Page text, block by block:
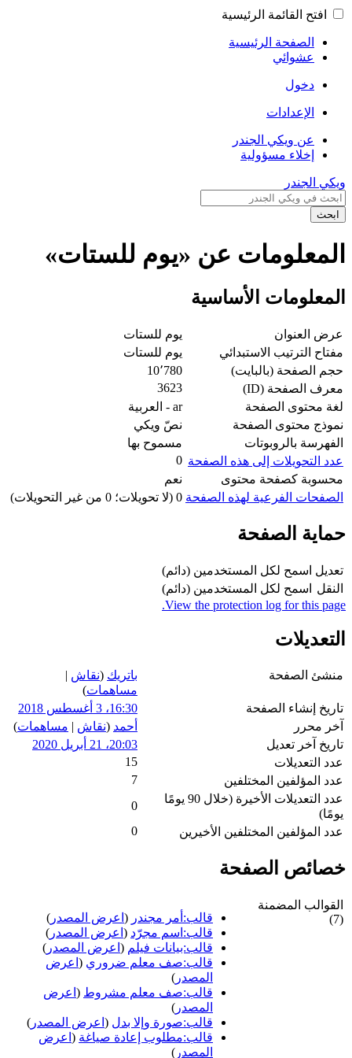
افتح القائمة الرئيسية
الصفحة الرئيسية
عشوائي
دخول
الإعدادات
عن ويكي الجندر
إخلاء مسؤولية
ويكي الجندر
ابحث
المعلومات عن «يوم للستات»
المعلومات الأساسية
عرض العنوان
يوم للستات
مفتاح الترتيب الاستبدائي
يوم للستات
حجم الصفحة (بالبايت)
10٬780
معرف الصفحة (ID)
3623
لغة محتوى الصفحة
ar - العربية
نموذج محتوى الصفحة
نصّ ويكي
الفهرسة بالروبوتات
مسموح بها
عدد التحويلات إلى هذه الصفحة 0
محسوبة كصفحة محتوى
نعم
الصفحات الفرعية لهذه الصفحة 0 (لا تحويلات؛ 0 من غير التحويلات)
حماية الصفحة
تعديل اسمح لكل المستخدمين (دائم)
النقل
اسمح لكل المستخدمين (دائم)
View the protection log for this page.
التعديلات
منشئ الصفحة باتريك (نقاش |
مساهمات)
تاريخ إنشاء الصفحة
16:30، 3 أغسطس 2018
آخر محرر
أحمد (نقاش | مساهمات)
تاريخ آخر تعديل
20:03، 21 أبريل 2020
عدد التعديلات
15
عدد المؤلفين المختلفين
7
عدد التعديلات الأخيرة (خلال 90 يومًا
يومًا)
0
عدد المؤلفين المختلفين الأخيرين
0
خصائص الصفحة
القوالب المضمنة
(7)
قالب:أمر مجندر ( اعرض المصدر )
قالب:اسم مجرّد ( اعرض المصدر )
قالب:بيانات فيلم ( اعرض المصدر )
قالب:صف معلم ضروري ( اعرض
المصدر )
قالب:صف معلم مشروط ( اعرض
المصدر )
قالب:صورة وإلا بدل ( اعرض المصدر )
قالب:مطلوب إعادة صياغة ( اعرض
المصدر )